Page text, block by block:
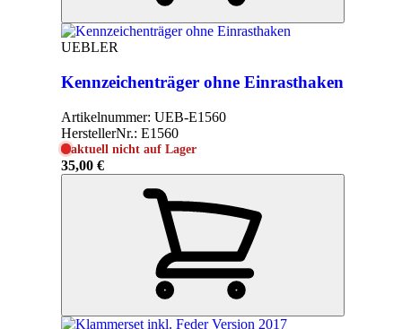
UEBLER
Kennzeichenträger ohne Einrasthaken
Artikelnummer: UEB-E1560
HerstellerNr.: E1560
aktuell nicht auf Lager
35,00 €